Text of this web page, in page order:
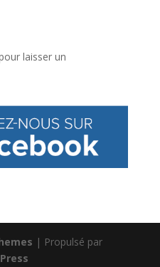
laisser un
| Propulsé par